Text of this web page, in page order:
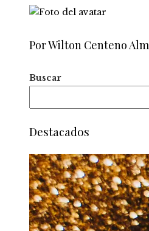
Por Wilton Centeno
Buscar
Destacados